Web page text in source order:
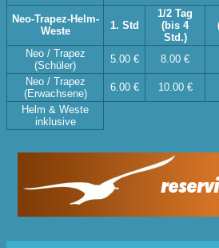
Neo-Trapez-Helm-
Weste
1. Std
1/2 Tag
(bis 4
Std.)
Neo / Trapez
(Schüler)
5.00 € 8.00 €
Neo / Trapez
(Erwachsene)
6.00 € 10.00 €
Helm & Weste
inklusive